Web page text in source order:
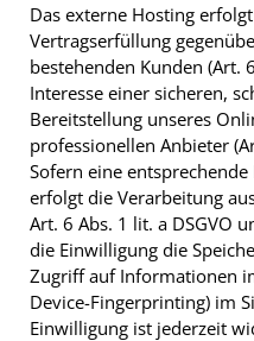
Das externe Hosting
Vertragserfüllung
bestehenden Kunden (Art.
Interesse einer sicheren,
Bereitstellung unseres
professionellen Anbieter
Sofern eine
erfolgt die Verarbeitung
Art. 6 Abs. 1 lit. a DSGVO
die Einwilligung die
Zugriff auf Informationen
Device-Fingerprinting) im
Einwilligung ist jederzeit